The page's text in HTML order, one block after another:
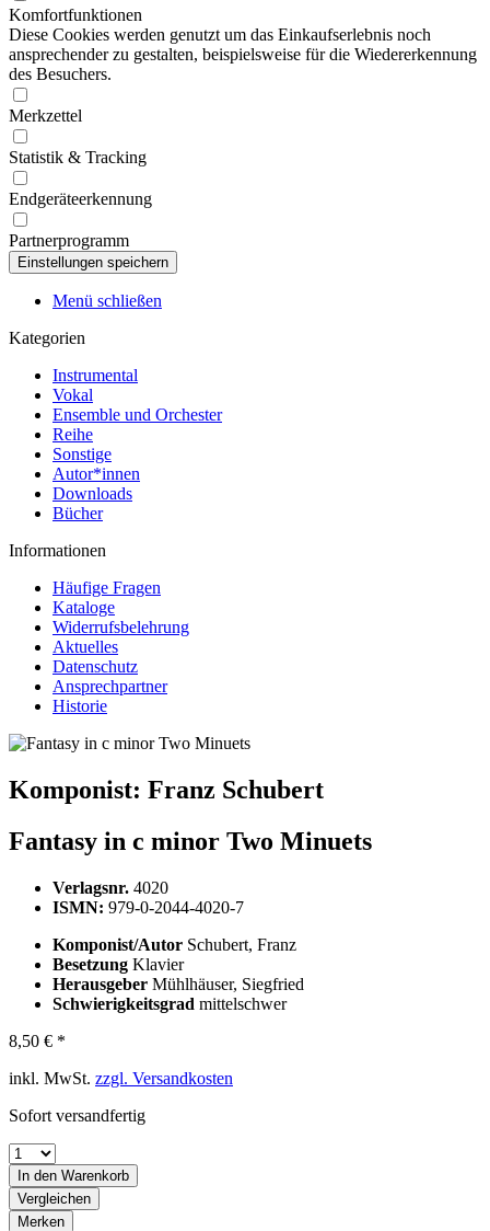
Komfortfunktionen
Diese Cookies werden genutzt um das Einkaufserlebnis noch
ansprechender zu gestalten, beispielsweise für die Wiedererkennung
des Besuchers.
Merkzettel
Statistik & Tracking
Endgeräteerkennung
Partnerprogramm
Menü schließen
Kategorien
Instrumental
Vokal
Ensemble und Orchester
Reihe
Sonstige
Autor*innen
Downloads
Bücher
Informationen
Häufige Fragen
Kataloge
Widerrufsbelehrung
Aktuelles
Datenschutz
Ansprechpartner
Historie
Komponist: Franz Schubert
Fantasy in c minor Two Minuets
Verlagsnr. 4020
ISMN: 979-0-2044-4020-7
Komponist/Autor Schubert, Franz
Besetzung Klavier
Herausgeber Mühlhäuser, Siegfried
Schwierigkeitsgrad mittelschwer
8,50 € *
inkl. MwSt. zzgl. Versandkosten
Sofort versandfertig
In den Warenkorb
Vergleichen
Merken